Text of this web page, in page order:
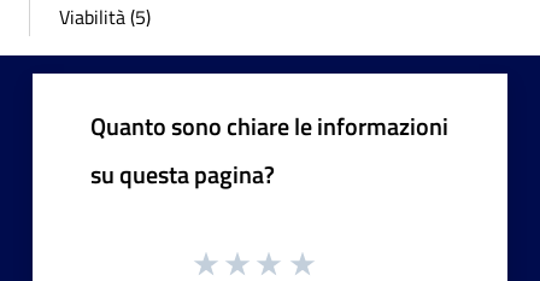
Viabilità (5)
Quanto sono chiare le informazioni
su questa pagina?